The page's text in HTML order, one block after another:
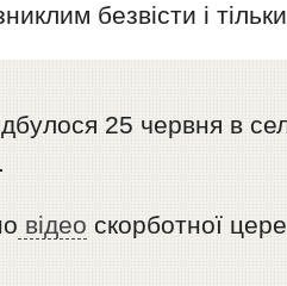
безвісти і
25 червня в
.
відео скорботної